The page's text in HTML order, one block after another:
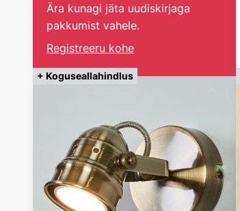
Ära kunagi jäta uudiskirjaga
pakkumist vahele.
Registreeru kohe
+ Koguseallahindlus